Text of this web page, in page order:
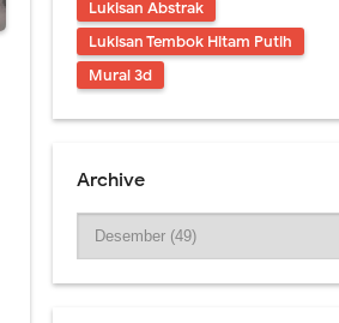
Lukisan Abstrak
Lukisan Tembok Hitam Putih
Mural 3d
Archive